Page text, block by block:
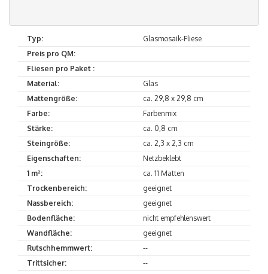
Typ:
Glasmosaik-Fliese
Preis pro QM:
Fliesen pro Paket :
Material:
Glas
Mattengröße:
ca. 29,8 x 29,8 cm
Farbe:
Farbenmix
Stärke:
ca. 0,8 cm
Steingröße:
ca. 2,3 x 2,3 cm
Eigenschaften:
Netzbeklebt
1 m²:
ca. 11 Matten
Trockenbereich:
geeignet
Nassbereich:
geeignet
Bodenfläche:
nicht empfehlenswert
Wandfläche:
geeignet
Rutschhemmwert:
--
Trittsicher:
--